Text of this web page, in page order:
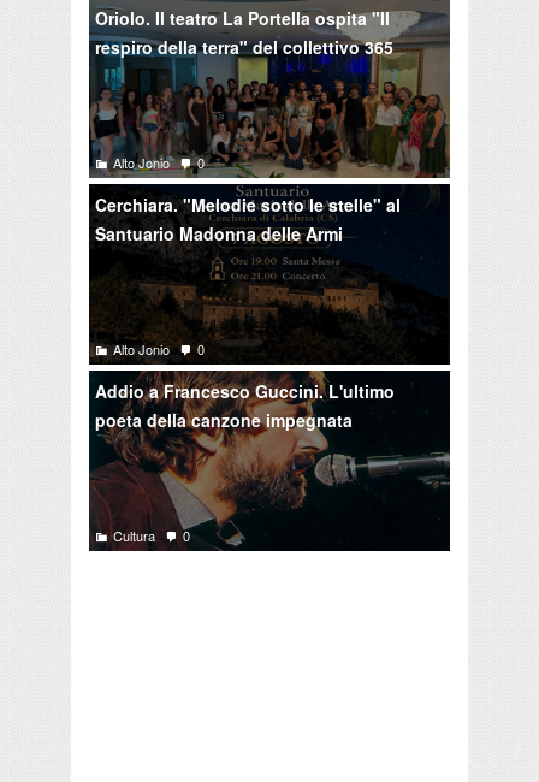
Oriolo. Il teatro La Portella ospita "Il
respiro della terra" del collettivo 365
Alto Jonio 0
Cerchiara. "Melodie sotto le stelle" al
Santuario Madonna delle Armi
Alto Jonio 0
Addio a Francesco Guccini. L'ultimo
poeta della canzone impegnata
Cultura 0